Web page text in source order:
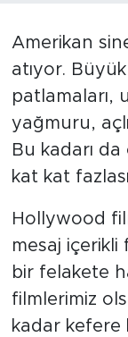
Amerikan
atıyor.
patlamaları,
yağmuru,
Bu kadarı
kat kat
Hollywood
mesaj içerikli
bir felakete
filmlerimiz
kadar kefere